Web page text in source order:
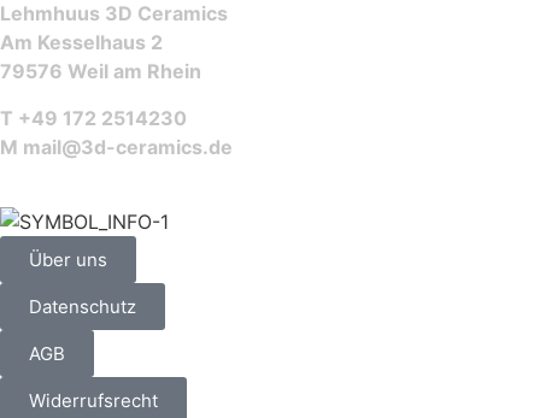
Lehmhuus 3D Ceramics
Am Kesselhaus 2
79576 Weil am Rhein
T +49 172 2514230
M mail@3d-ceramics.de
Über uns
Datenschutz
AGB
Widerrufsrecht